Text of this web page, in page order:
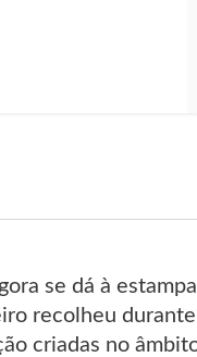
se dá à
recolheu durante
criadas no